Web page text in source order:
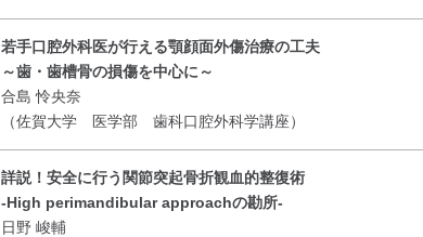
若手口腔外科医が行える顎顔面外傷治療の工夫
～歯・歯槽骨の損傷を中心に～
合島 怜央奈
（佐賀大学 医学部 歯科口腔外科学講座）
詳説！安全に行う関節突起骨折観血的整復術
-High perimandibular approachの勘所-
日野 峻輔